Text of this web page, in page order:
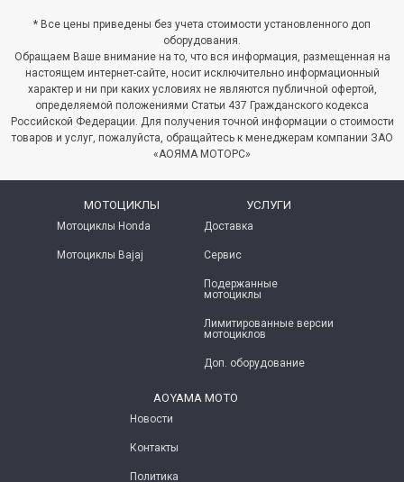
* Все цены приведены без учета стоимости установленного доп
оборудования.
Обращаем Ваше внимание на то, что вся информация, размещенная на
настоящем интернет-сайте, носит исключительно информационный
характер и ни при каких условиях не являются публичной офертой,
определяемой положениями Статьи 437 Гражданского кодекса
Российской Федерации. Для получения точной информации о стоимости
товаров и услуг, пожалуйста, обращайтесь к менеджерам компании ЗАО
«АОЯМА МОТОРС»
МОТОЦИКЛЫ
Мотоциклы Honda
Мотоциклы Bajaj
УСЛУГИ
Доставка
Сервис
Подержанные
мотоциклы
Лимитированные версии
мотоциклов
Доп. оборудование
AOYAMA MOTO
Новости
Контакты
Политика